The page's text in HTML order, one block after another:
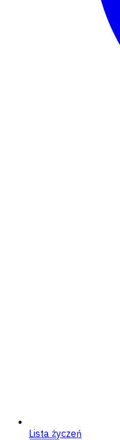
Lista życzeń